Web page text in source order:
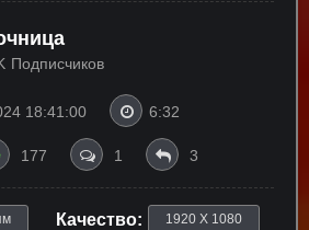
Подписчиков
18:41:00 6:32
177 1 3
Качество: 1920 X 1080